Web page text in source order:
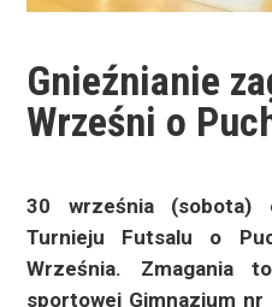
Gnieźnianie
Wrześni o
30 września (sobota)
Turnieju Futsalu o
Września. Zmagania
sportowej Gimnazjum nr